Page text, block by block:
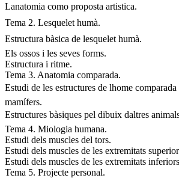
Lanatomia como proposta artistica.
Tema 2. Lesquelet humà.
Estructura bàsica de lesquelet humà.
Els ossos i les seves forms.
Estructura i ritme.
Tema 3. Anatomia comparada.
Estudi de les estructures de lhome comparada
mamífers.
Estructures bàsiques pel dibuix daltres
Tema 4. Miologia humana.
Estudi dels muscles del tors.
Estudi dels muscles de les extremitats
Estudi dels muscles de les extremitats
Tema 5. Projecte personal.